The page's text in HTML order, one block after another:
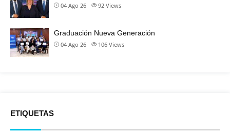
04 Ago 26 92 Views
Graduación Nueva Generación
04 Ago 26 106 Views
ETIQUETAS